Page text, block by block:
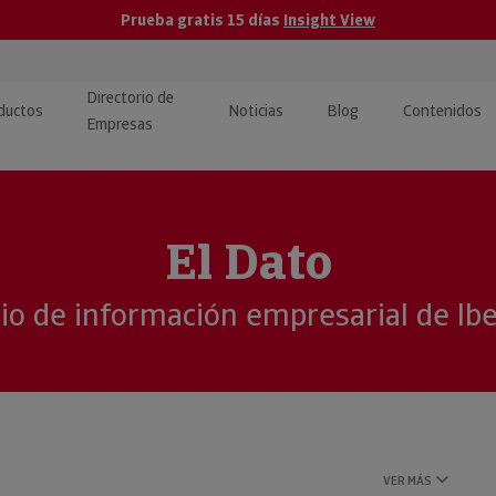
Prueba gratis 15 días Insight View
· Integración de Datos para
y ERP
Directorio de
Empresas
Noticias Blog Contenidos
Económico
Investigada
El Dato
de información empresarial de
VER MÁS